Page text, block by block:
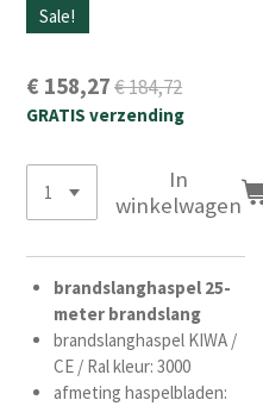
Sale!
€ 158,27€ 184,72
GRATIS verzending
In
winkelwagen
brandslanghaspel 25-
meter brandslang
brandslanghaspel KIWA /
CE / Ral kleur: 3000
afmeting haspelbladen: